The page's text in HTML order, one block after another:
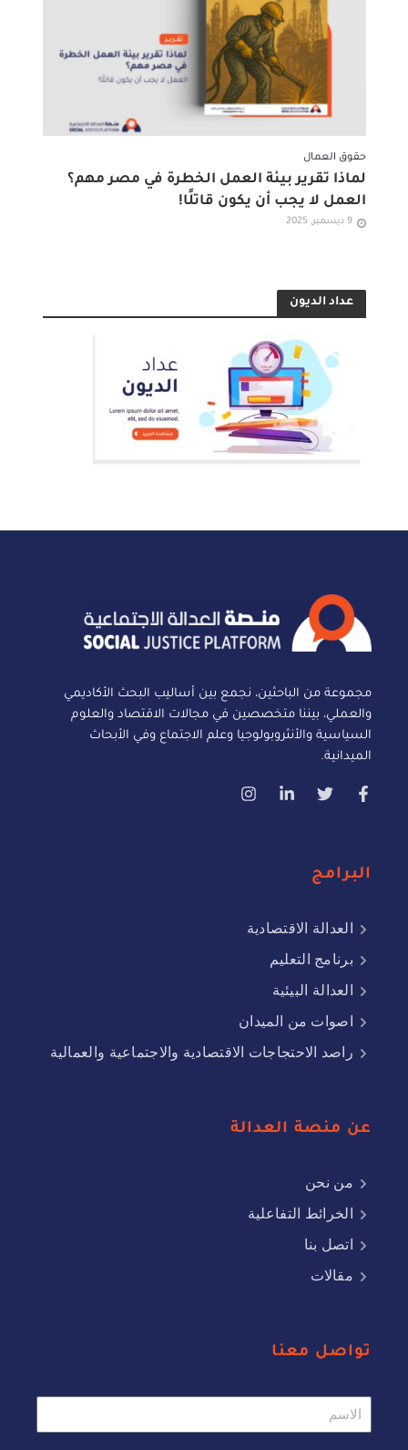
حقوق العمال
لماذا تقرير بيئة العمل الخطرة في مصر مهم؟
العمل لا يجب أن يكون قاتلًا!
9 ديسمبر, 2025
عداد الديون
مجموعة من الباحثين، نجمع بين أساليب البحث الأكاديمي
والعملي، بيننا متخصصين في مجالات الاقتصاد والعلوم
السياسية والأنثروبولوجيا وعلم الاجتماع وفي الأبحاث
الميدانية.
البرامج
العدالة الاقتصادية
برنامج التعليم
العدالة البيئية
اصوات من الميدان
راصد الاحتجاجات الاقتصادية والاجتماعية والعمالية
عن منصة العدالة
من نحن
الخرائط التفاعلية
اتصل بنا
مقالات
تواصل معنا